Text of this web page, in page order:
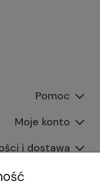
Pomoc
Moje konto
i dostawa
Informacje